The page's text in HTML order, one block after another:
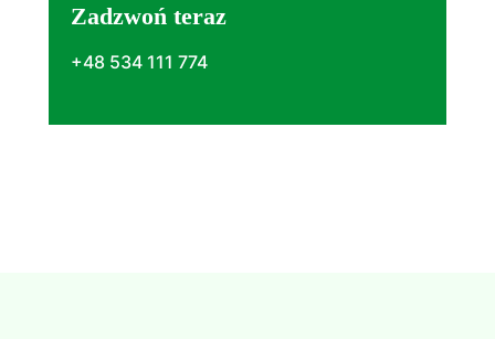
Zadzwoń teraz
+48 534 111 774